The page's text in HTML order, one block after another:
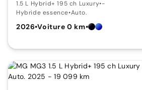
1.5 L Hybrid+ 195 ch Luxury•-
Hybride essence•Auto.
2026•Voiture 0 km•